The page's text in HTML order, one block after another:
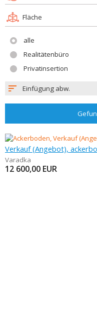
Fläche
alle
Realitätenbüro
Privatinsertion
Einfügung abw.
Verkauf (Angebot),
Varadka
12 600,00 EUR